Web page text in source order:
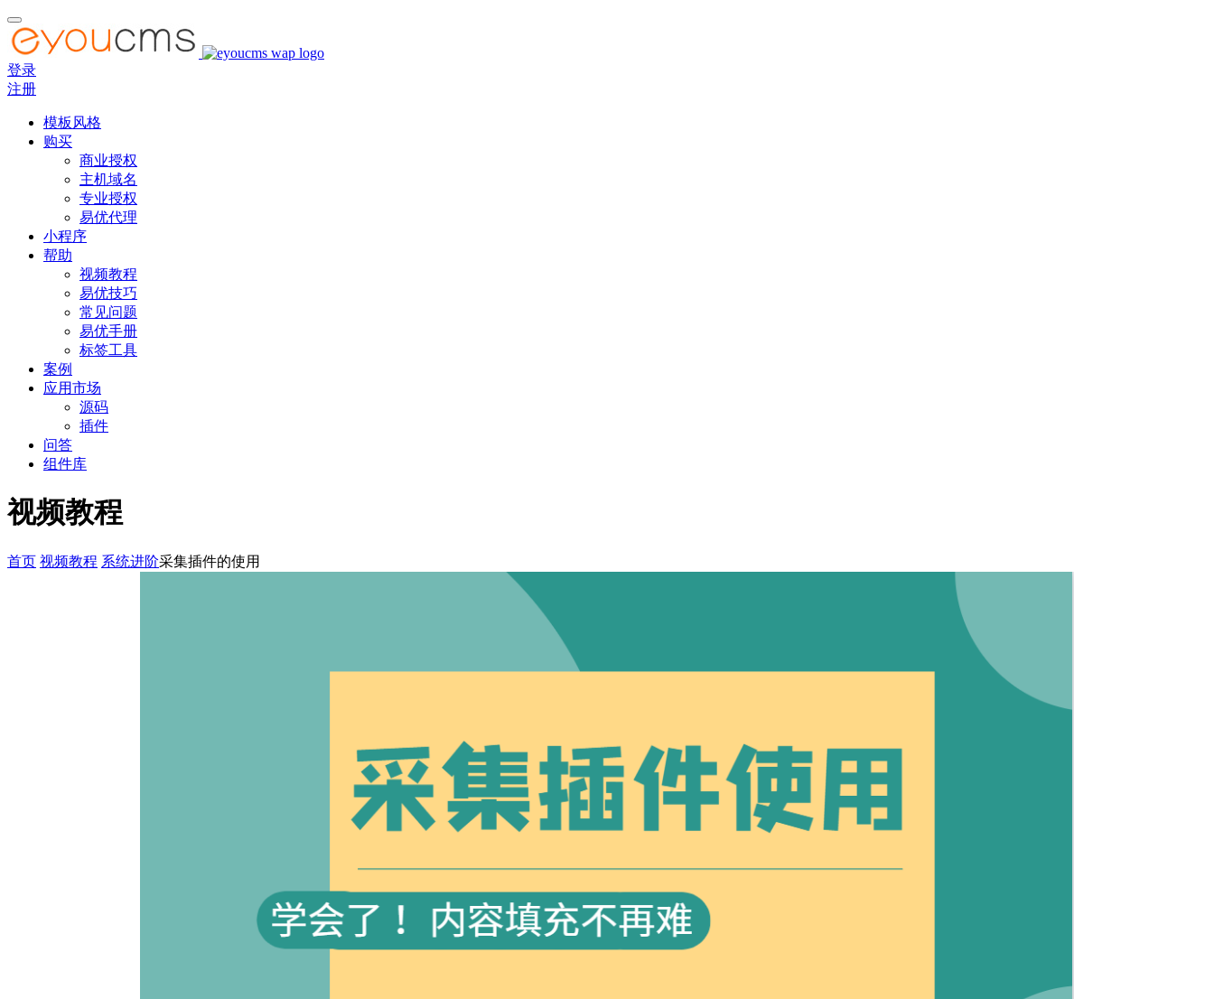
登录
注册
模板风格
购买
商业授权
主机域名
专业授权
易优代理
小程序
帮助
视频教程
易优技巧
常见问题
易优手册
标签工具
案例
应用市场
源码
插件
问答
组件库
视频教程
首页 视频教程 系统进阶采集插件的使用